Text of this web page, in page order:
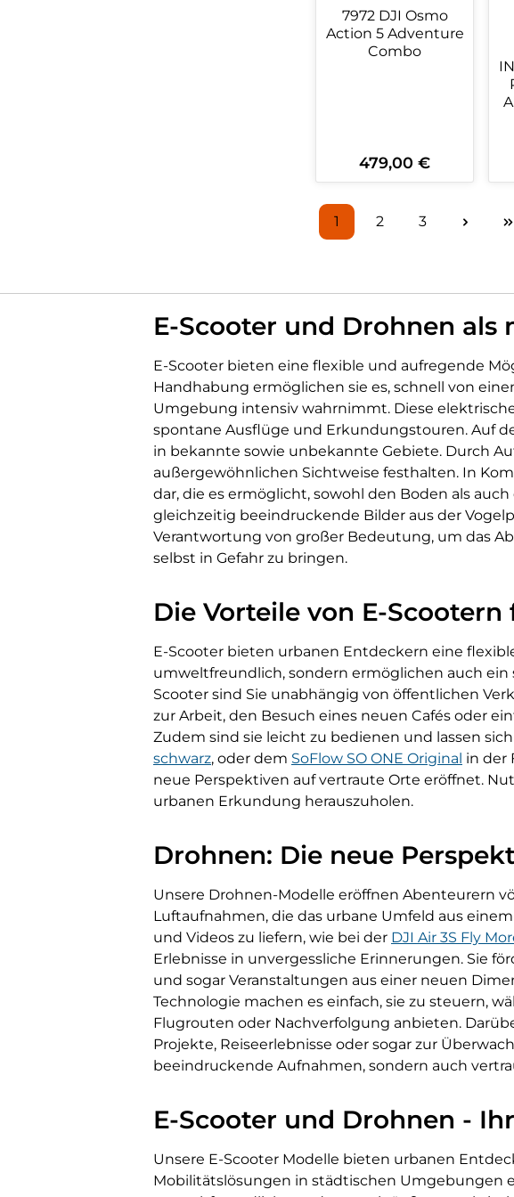
7972 DJI Osmo
Action 5 Adventure
Combo
Regulärer Preis:
479,00 €
Produkt Anzahl:
Seite
1
Seite
2
Seite
3
E-Scooter und Drohnen
E-Scooter bieten eine flexible und aufregende
Handhabung ermöglichen sie es, schnell von
Umgebung intensiv wahrnimmt. Diese
spontane Ausflüge und Erkundungstouren. Auf
in bekannte sowie unbekannte Gebiete. Durch
außergewöhnlichen Sichtweise festhalten. In
dar, die es ermöglicht, sowohl den Boden als
gleichzeitig beeindruckende Bilder aus der
Verantwortung von großer Bedeutung, um das
selbst in Gefahr zu bringen.
Die Vorteile von E-
E-Scooter bieten urbanen Entdeckern eine
umweltfreundlich, sondern ermöglichen auch
Scooter sind Sie unabhängig von öffentlichen
zur Arbeit, den Besuch eines neuen Cafés oder
Zudem sind sie leicht zu bedienen und lassen
schwarz, oder dem SoFlow SO ONE Original in der
neue Perspektiven auf vertraute Orte eröffnet.
urbanen Erkundung herauszuholen.
Drohnen: Die neue
Unsere Drohnen-Modelle eröffnen Abenteurern
Luftaufnahmen, die das urbane Umfeld aus
und Videos zu liefern, wie bei der DJI Air 3S Fly
Erlebnisse in unvergessliche Erinnerungen. Sie
und sogar Veranstaltungen aus einer neuen
Technologie machen es einfach, sie zu steuern,
Flugrouten oder Nachverfolgung anbieten.
Projekte, Reiseerlebnisse oder sogar zur
beeindruckende Aufnahmen, sondern auch
E-Scooter und Drohnen -
Unsere E-Scooter Modelle bieten urbanen
Mobilitätslösungen in städtischen Umgebungen